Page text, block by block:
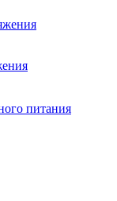
питания